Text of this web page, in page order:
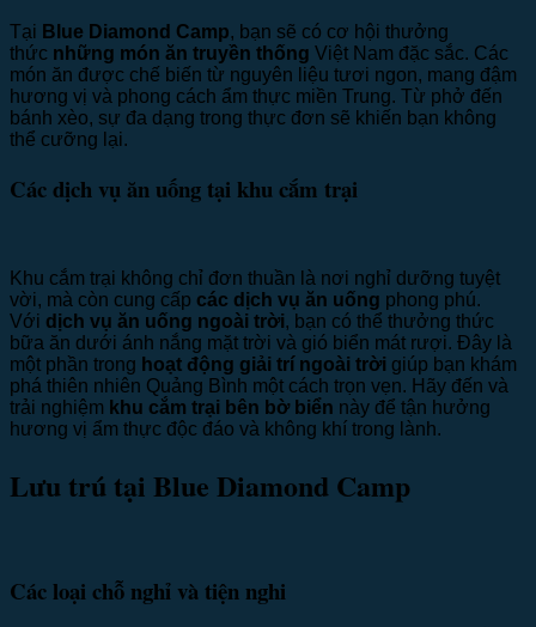
Tại Blue Diamond Camp, bạn sẽ có cơ hội thưởng
thức những món ăn truyền thống Việt Nam đặc sắc. Các
món ăn được chế biến từ nguyên liệu tươi ngon, mang đậm
hương vị và phong cách ẩm thực miền Trung. Từ phở đến
bánh xèo, sự đa dạng trong thực đơn sẽ khiến bạn không
thể cưỡng lại.
Các dịch vụ ăn uống tại khu cắm trại
Khu cắm trại không chỉ đơn thuần là nơi nghỉ dưỡng tuyệt
vời, mà còn cung cấp các dịch vụ ăn uống phong phú.
Với dịch vụ ăn uống ngoài trời, bạn có thể thưởng thức
bữa ăn dưới ánh nắng mặt trời và gió biển mát rượi. Đây là
một phần trong hoạt động giải trí ngoài trời giúp bạn khám
phá thiên nhiên Quảng Bình một cách trọn vẹn. Hãy đến và
trải nghiệm khu cắm trại bên bờ biển này để tận hưởng
hương vị ẩm thực độc đáo và không khí trong lành.
Lưu trú tại Blue Diamond Camp
Các loại chỗ nghỉ và tiện nghi